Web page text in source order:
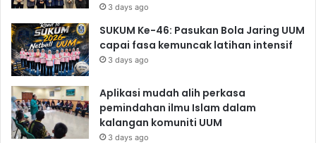
3 days ago
SUKUM Ke-46: Pasukan Bola Jaring UUM
capai fasa kemuncak latihan intensif
3 days ago
Aplikasi mudah alih perkasa
pemindahan ilmu Islam dalam
kalangan komuniti UUM
3 days ago